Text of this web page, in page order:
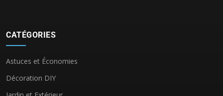
CATÉGORIES
Astuces et Économies
Décoration DIY